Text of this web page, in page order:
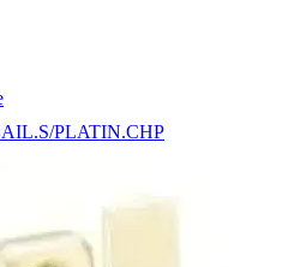
PLATIN.CHP